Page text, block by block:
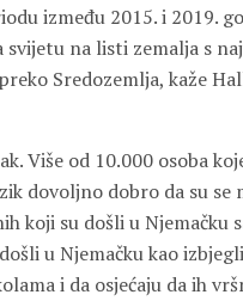
između 2015. i 2019.
svijetu na listi zemalja s
Sredozemlja, kaže
Više od 10.000 osoba
dovoljno dobro da su
koji su došli u Njemačku
u Njemačku kao
i da osjećaju da ih